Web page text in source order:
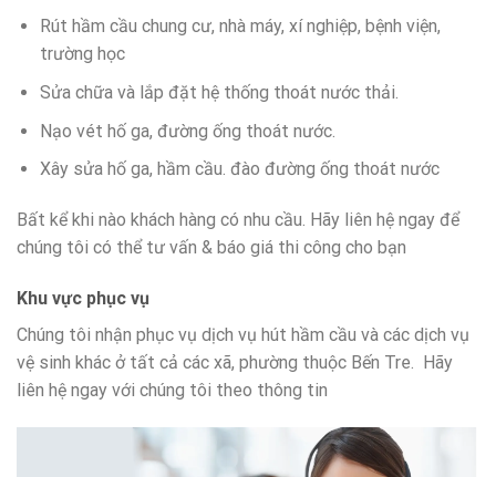
Rút hầm cầu chung cư, nhà máy, xí nghiệp, bệnh viện,
trường học
Sửa chữa và lắp đặt hệ thống thoát nước thải.
Nạo vét hố ga, đường ống thoát nước.
Xây sửa hố ga, hầm cầu. đào đường ống thoát nước
Bất kể khi nào khách hàng có nhu cầu. Hãy liên hệ ngay để
chúng tôi có thể tư vấn & báo giá thi công cho bạn
Khu vực phục vụ
Chúng tôi nhận phục vụ dịch vụ hút hầm cầu và các dịch vụ
vệ sinh khác ở tất cả các xã, phường thuộc Bến Tre. Hãy
liên hệ ngay với chúng tôi theo thông tin